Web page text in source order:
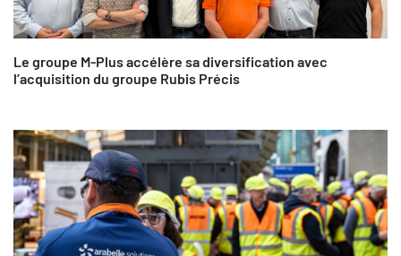
Le groupe M-Plus accélère sa diversification avec
l’acquisition du groupe Rubis Précis